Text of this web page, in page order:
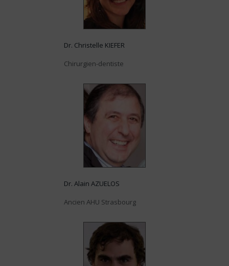
Dr. Christelle KIEFER
Chirurgien-dentiste
Dr. Alain AZUELOS
Ancien AHU Strasbourg